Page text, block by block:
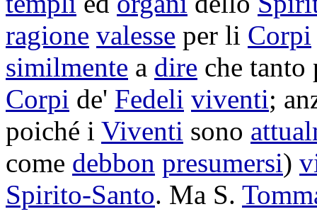
ragione valesse per li Corpi
similmente a dire che
Corpi de' Fedeli viventi;
poiché i Viventi sono
come debbon presumersi)
Spirito-Santo. Ma S.